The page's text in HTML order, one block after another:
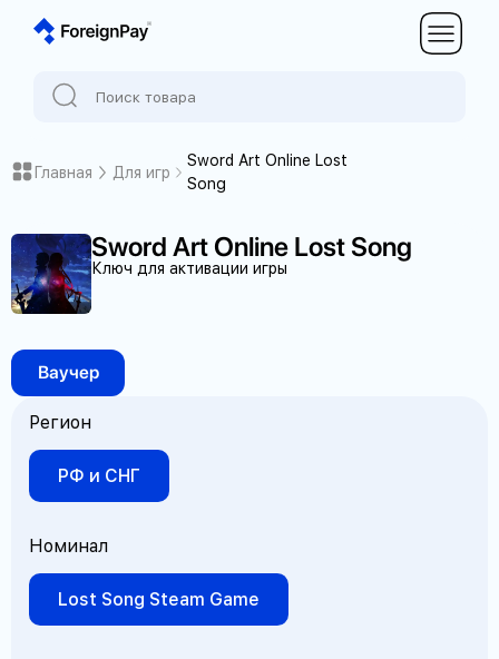
Главная Для игр
Sword Art Online Lost
Song
Sword Art Online Lost Song
Ключ для активации игры
Ваучер
Регион
РФ и СНГ
Номинал
Lost Song Steam Game